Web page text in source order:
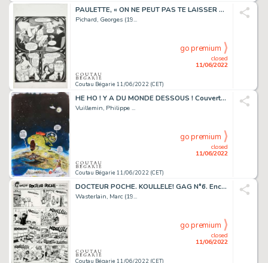
PAULETTE, « ON NE PEUT PAS TE LAISSER SEULE CINQ MINUTES...
Pichard, Georges (19...
Coutau Bégarie 11/06/2022 (CET)
closed
11/06/2022
go premium
HE HO ! Y A DU MONDE DESSOUS ! Couverture du recueil...
Vuillemin, Philippe ...
Coutau Bégarie 11/06/2022 (CET)
closed
11/06/2022
go premium
DOCTEUR POCHE. KOULLELE! GAG N°6. Encre de Chine sur...
Wasterlain, Marc (19...
Coutau Bégarie 11/06/2022 (CET)
closed
11/06/2022
go premium